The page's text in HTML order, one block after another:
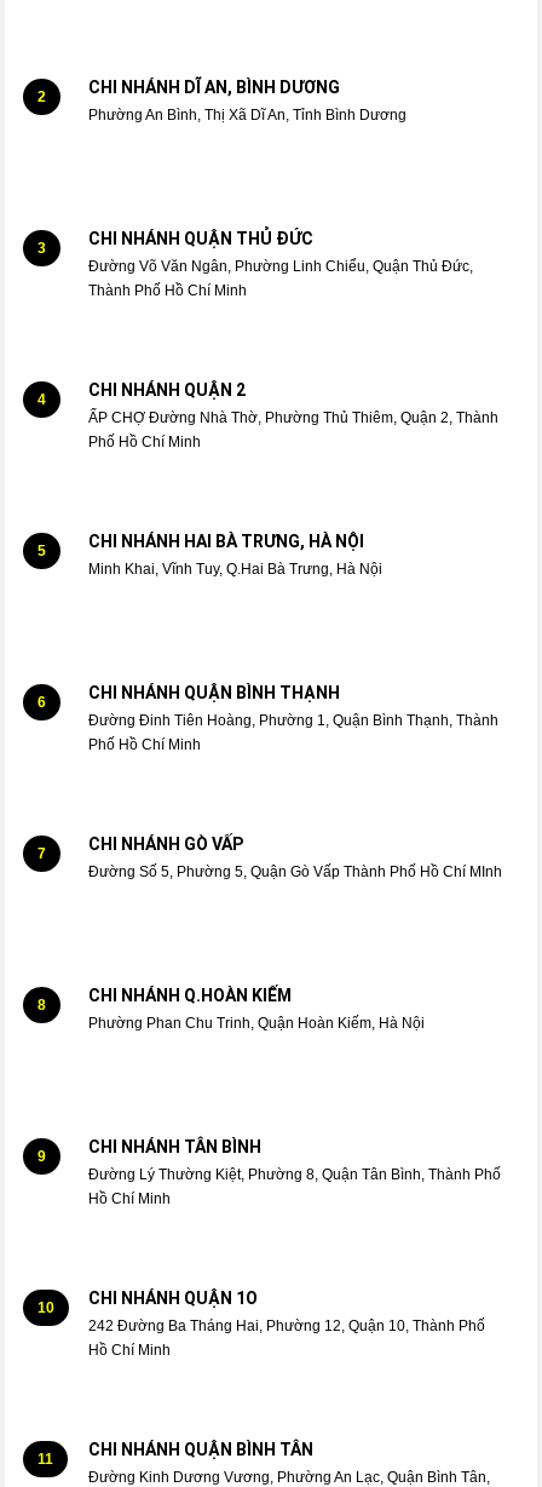
2 CHI NHÁNH DĨ AN, BÌNH DƯƠNG
Phường An Bình, Thị Xã Dĩ An, Tỉnh Bình Dương
3 CHI NHÁNH QUẬN THỦ ĐỨC
Đường Võ Văn Ngân, Phường Linh Chiểu, Quận Thủ Đức,
Thành Phố Hồ Chí Minh
4 CHI NHÁNH QUẬN 2
ẤP CHỢ Đường Nhà Thờ, Phường Thủ Thiêm, Quận 2, Thành
Phố Hồ Chí Minh
5 CHI NHÁNH HAI BÀ TRƯNG, HÀ NỘI
Minh Khai, Vĩnh Tuy, Q.Hai Bà Trưng, Hà Nội
6 CHI NHÁNH QUẬN BÌNH THẠNH
Đường Đinh Tiên Hoàng, Phường 1, Quận Bình Thạnh, Thành
Phố Hồ Chí Minh
7 CHI NHÁNH GÒ VẤP
Đường Số 5, Phường 5, Quận Gò Vấp Thành Phố Hồ Chí MInh
8 CHI NHÁNH Q.HOÀN KIẾM
Phường Phan Chu Trinh, Quận Hoàn Kiếm, Hà Nội
9 CHI NHÁNH TÂN BÌNH
Đường Lý Thường Kiệt, Phường 8, Quận Tân Bình, Thành Phố
Hồ Chí Minh
10 CHI NHÁNH QUẬN 1O
242 Đường Ba Tháng Hai, Phường 12, Quận 10, Thành Phố
Hồ Chí Minh
11 CHI NHÁNH QUẬN BÌNH TÂN
Đường Kinh Dương Vương, Phường An Lạc, Quận Bình Tân,